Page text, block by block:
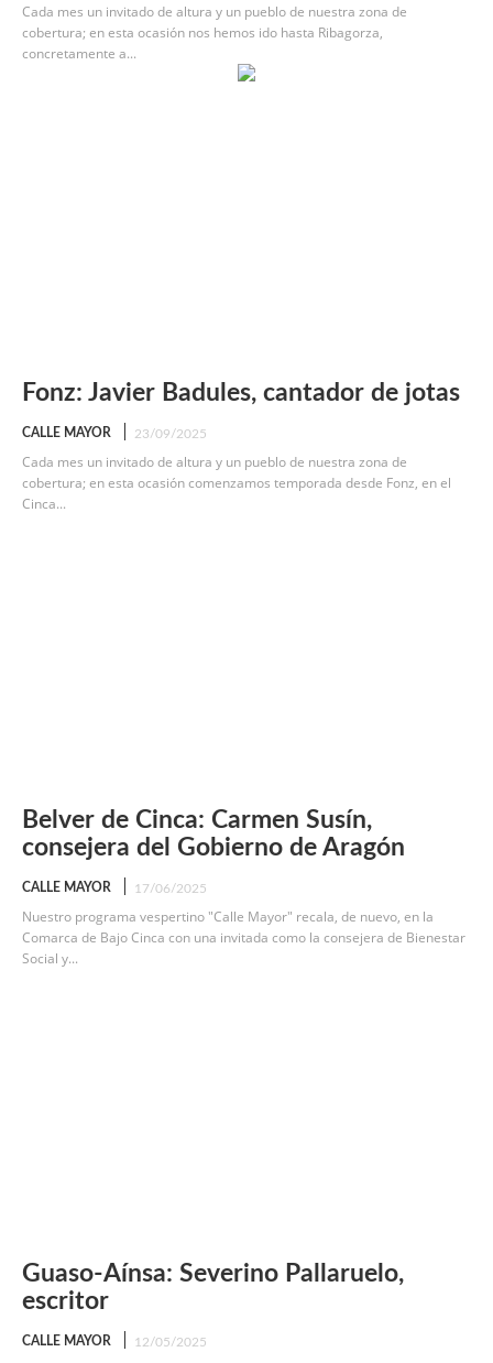
Cada mes un invitado de altura y un pueblo de nuestra zona de
cobertura; en esta ocasión nos hemos ido hasta Ribagorza,
concretamente a...
Fonz: Javier Badules, cantador de jotas
CALLE MAYOR 23/09/2025
Cada mes un invitado de altura y un pueblo de nuestra zona de
cobertura; en esta ocasión comenzamos temporada desde Fonz, en el
Cinca...
Belver de Cinca: Carmen Susín,
consejera del Gobierno de Aragón
CALLE MAYOR 17/06/2025
Nuestro programa vespertino "Calle Mayor" recala, de nuevo, en la
Comarca de Bajo Cinca con una invitada como la consejera de Bienestar
Social y...
Guaso-Aínsa: Severino Pallaruelo,
escritor
CALLE MAYOR 12/05/2025